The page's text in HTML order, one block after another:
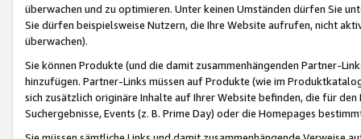
überwachen und zu optimieren. Unter keinen Umständen dürfen Sie
Sie dürfen beispielsweise Nutzern, die Ihre Website aufrufen, nicht
überwachen).
Sie können Produkte (und die damit zusammenhängenden Partner-
hinzufügen. Partner-Links müssen auf Produkte (wie im
sich zusätzlich originäre Inhalte auf Ihrer Website befinden, die für
Suchergebnisse, Events (z. B. Prime Day) oder die Homepages